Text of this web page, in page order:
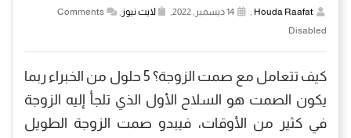
Houda Raafat
, لايت نيوز ,
Comments
Disabled
كيف تتعامل مع صمت الزوجة؟ 5 حلول من الخبراء ربما
يكون الصمت هو السلاح الأول الذي تلجأ إليه الزوجة
في كثير من الأوقات، فيبدو صمت الزوجة الطويل